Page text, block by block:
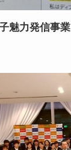
魅力発信事業